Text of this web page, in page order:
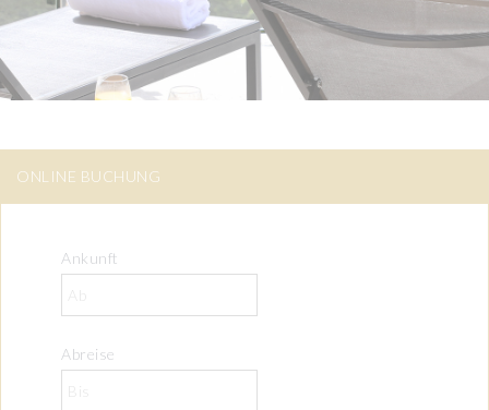
ONLINE BUCHUNG
Ankunft
Abreise